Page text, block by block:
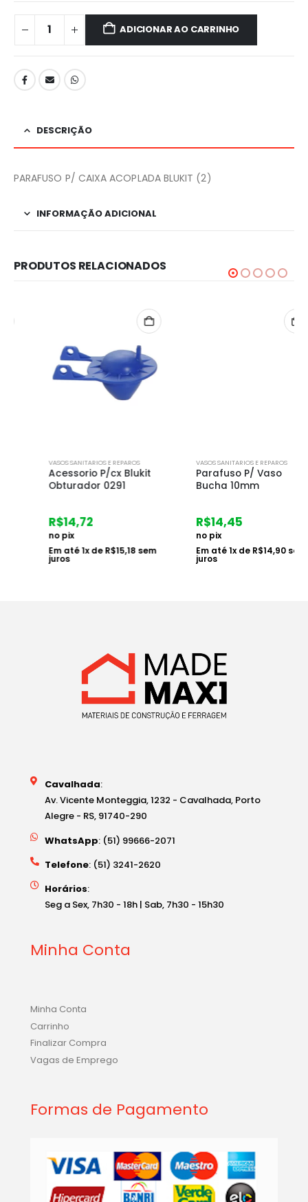
ADICIONAR AO CARRINHO
DESCRIÇÃO
PARAFUSO P/ CAIXA ACOPLADA BLUKIT (2)
INFORMAÇÃO ADICIONAL
PRODUTOS RELACIONADOS
VASOS SANITARIOS E REPAROS
Acessorio P/cx Blukit
Obturador 0291
14,72
no pix
Em até1x deR$15,18sem
VASOS SANITARIOS E REPAROS
Parafuso P/ Vaso
Bucha 10mm
14,45
Em até1x deR$14,90sem
Av. Vicente Monteggia, 1232 - Cavalhada, Porto
Alegre - RS, 91740-290
Seg a Sex, 7h30 - 18h | Sab, 7h30 - 15h30
Minha Conta
Vagas de Emprego
Formas de Pagamento